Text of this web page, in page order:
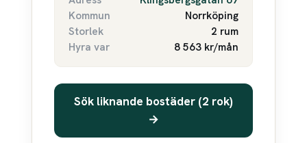
Kommun
Norrköping
Storlek
2 rum
Hyra var
8 563 kr/mån
Sök liknande bostäder (2 rok)
→